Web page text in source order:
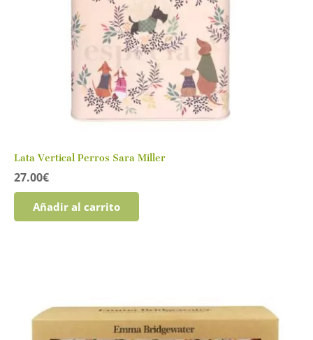
Lata Vertical Perros Sara Miller
27.00€
Añadir al carrito